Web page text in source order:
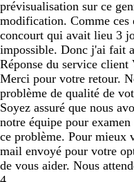
prévisualisation sur ce
modification. Comme ces
concourt qui avait lieu 3
impossible. Donc j'ai fait
Réponse du service client
Merci pour votre retour.
problème de qualité de
Soyez assuré que nous
notre équipe pour examen
ce problème. Pour mieux
mail envoyé pour votre
de vous aider. Nous